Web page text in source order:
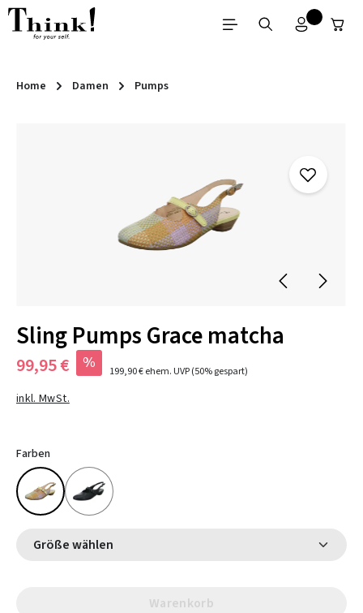
Zum Hauptinhalt springen
Home Damen Pumps
Sling Pumps Grace matcha
99,95 € % 199,90 €ehem. UVP(50% gespart)
inkl. MwSt.
Farben
Größe wählen
Warenkorb